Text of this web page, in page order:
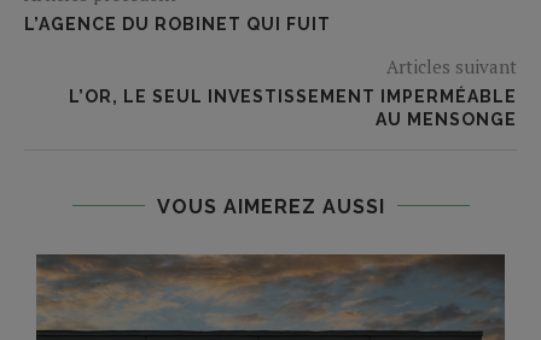
L’AGENCE DU ROBINET QUI FUIT
Articles suivant
L’OR, LE SEUL INVESTISSEMENT IMPERMÉABLE
AU MENSONGE
VOUS AIMEREZ AUSSI